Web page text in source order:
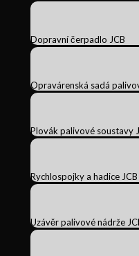
Dopravní čerpadlo JCB
Opravárenská sadá
Plovák palivové soustavy
Rychlospojky a hadice JCB
Uzávěr palivové nádrže